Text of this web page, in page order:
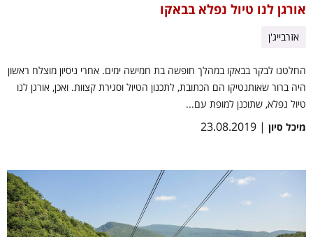
אורגן לנו טיול נפלא בבאקו
אזרבייג'ן
החלטנו לבקר בבאקו במהלך חופשה בת חמישה ימים. אחרי ניסיון מוצלח ראשון
היה ברור שאותנטיקו הם הכתובת, לתכנון הטיול וסגירת קצוות. ואכן, אורגן לנו
טיול נפלא, שתוכנן למופת עם...
מיכל סיון | 23.08.2019